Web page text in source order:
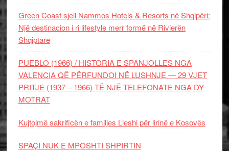
Green Coast sjell Nammos Hotels & Resorts në Shqipëri:
Një destinacion i ri lifestyle merr formë në Rivierën
Shqiptare
PUEBLO (1966) / HISTORIA E SPANJOLLES NGA
VALENCIA QË PËRFUNDOI NË LUSHNJE — 29 VJET
PRITJE (1937 – 1966) TË NJË TELEFONATE NGA DY
MOTRAT
Kujtojmë sakrificën e familjes Lleshi për lirinë e Kosovës
SPAÇI NUK E MPOSHTI SHPIRTIN